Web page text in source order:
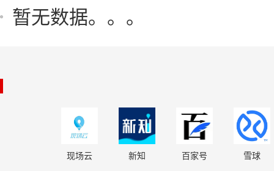
暂无数据。。。
现场云 新知 百家号 雪球